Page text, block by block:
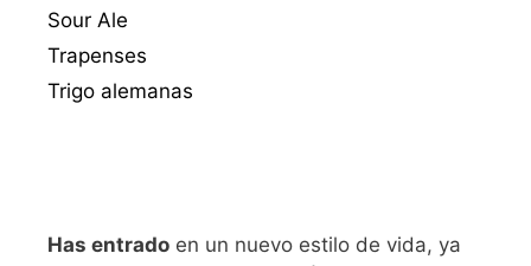
Sour Ale
Trapenses
Trigo alemanas
Has entrado en un nuevo estilo de vida, ya